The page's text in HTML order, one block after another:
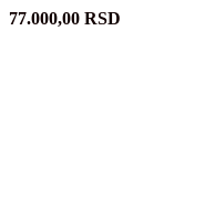
77.000,00 RSD